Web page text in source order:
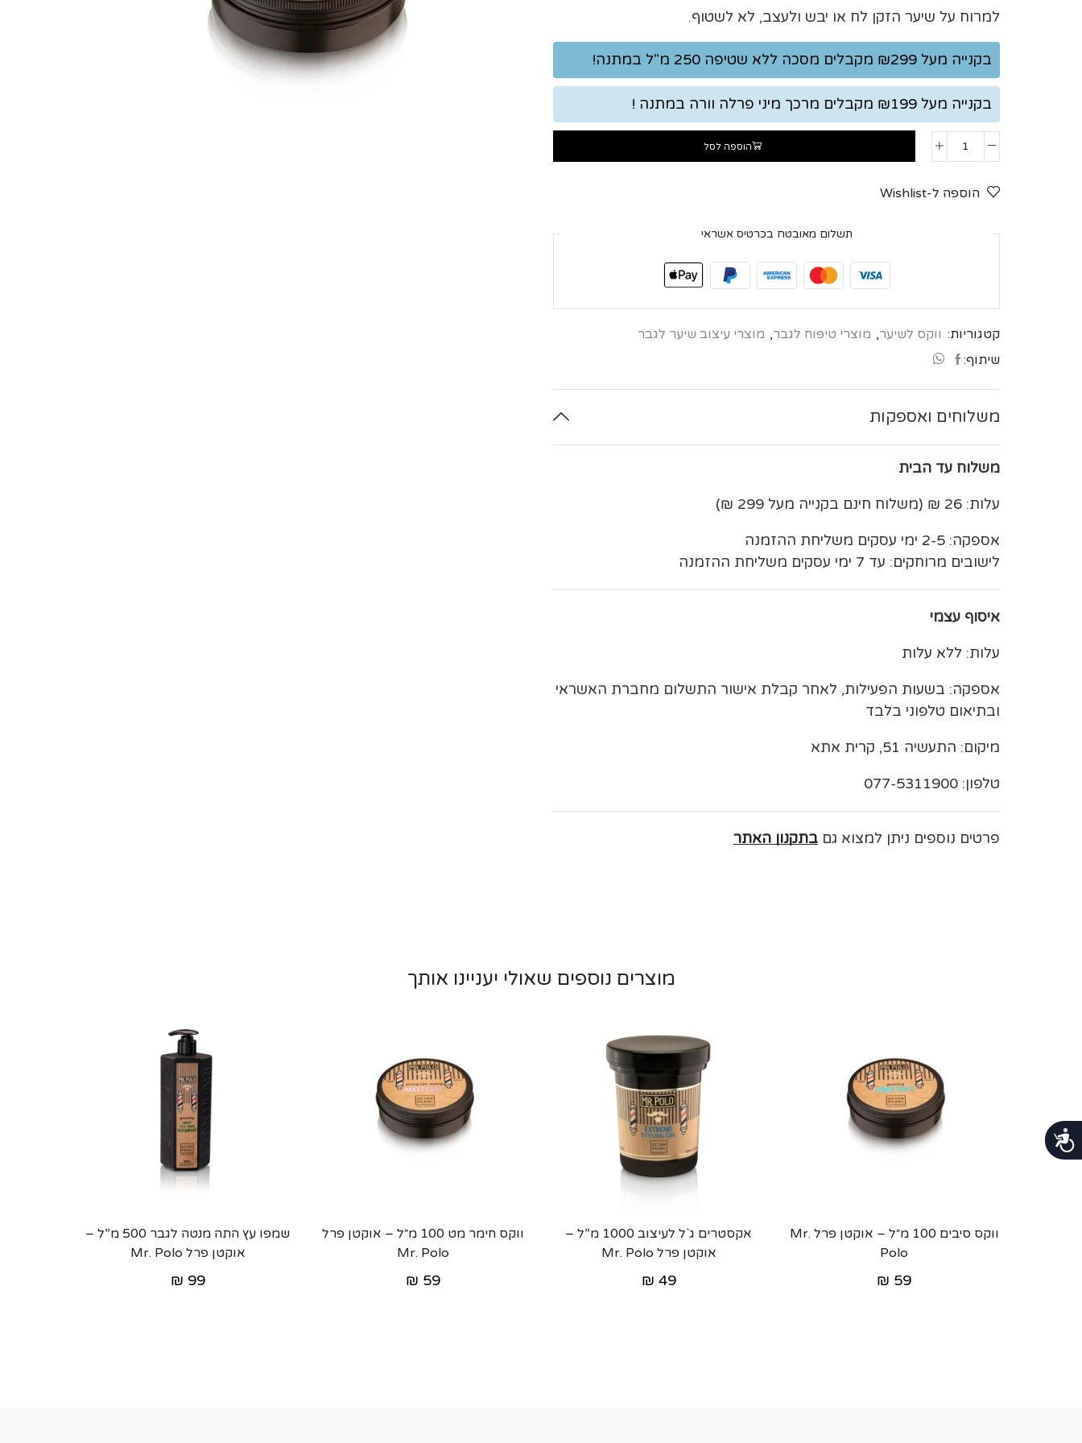
נגישות
למרוח על שיער הזקן לח או יבש ולעצב, לא לשטוף.
בקנייה מעל ₪299 מקבלים מסכה ללא שטיפה 250 מ"ל במתנה!
בקנייה מעל ₪199 מקבלים מרכך מיני פרלה וורה במתנה !
הוספה לסל
הוספה ל-Wishlist
תשלום מאובטח בכרטיס אשראי
קטגוריות: ווקס לשיער, מוצרי טיפוח לגבר, מוצרי עיצוב שיער לגבר
שיתוף:
משלוחים ואספקות
משלוח עד הבית
עלות: 26 ₪ (משלוח חינם בקנייה מעל 299 ₪)
אספקה: 2-5 ימי עסקים משליחת ההזמנה
לישובים מרוחקים: עד 7 ימי עסקים משליחת ההזמנה
איסוף עצמי
עלות: ללא עלות
אספקה: בשעות הפעילות, לאחר קבלת אישור התשלום מחברת האשראי
ובתיאום טלפוני בלבד
מיקום: התעשיה 51, קרית אתא
טלפון: 077-5311900
פרטים נוספים ניתן למצוא גם בתקנון האתר
מוצרים נוספים שאולי יעניינו אותך
ווקס סיבים 100 מ״ל – אוקטן פרל Mr.
Polo
₪ 59
אקסטרים ג`ל לעיצוב 1000 מ”ל –
אוקטן פרל Mr. Polo
₪ 49
ווקס חימר מט 100 מ״ל – אוקטן פרל
Mr. Polo
₪ 59
שמפו עץ התה מנטה לגבר 500 מ”ל –
אוקטן פרל Mr. Polo
₪ 99